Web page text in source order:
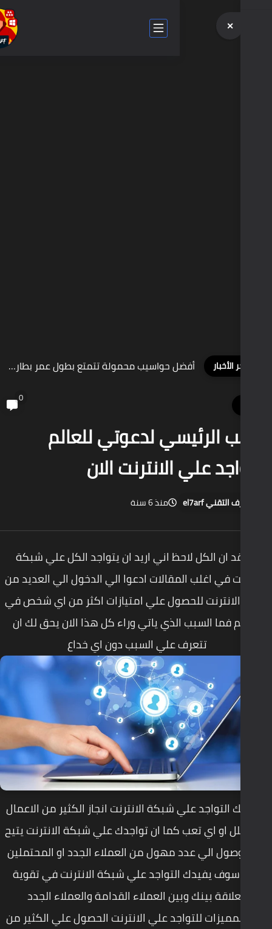
أفضل حواسيب محمولة تتمتع بطول عمر بطارية كبيرة جدا
لدعوتي للعالم
الان
اني اريد ان يتواجد الكل علي شبكة
ادعوا الي الدخول الي العديد من
علي امتيازات اكثر من اي شخص في
ياتي وراء كل هذا الان يحق لك ان
علي السبب دون اي خداع
الانترنت انجاز الكثير من الاعمال
ان تواجدك علي شبكة الانترنت يتيح
من العملاء الجدد او المحتملين
علي شبكة الانترنت في تقوية
العملاء القدامة والعملاء الجدد
علي الانترنت الحصول علي الكثير من